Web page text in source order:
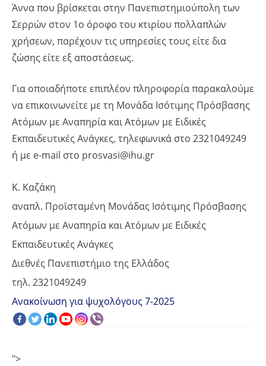
Άννα που βρίσκεται στην Πανεπιστημιούπολη των
Σερρών στον 1ο όροφο του κτιρίου πολλαπλών
χρήσεων, παρέχουν τις υπηρεσίες τους είτε δια
ζώσης είτε εξ αποστάσεως.
Για οποιαδήποτε επιπλέον πληροφορία παρακαλούμε
να επικοινωνείτε με τη Μονάδα Ισότιμης Πρόσβασης
Ατόμων με Αναπηρία και Ατόμων με Ειδικές
Εκπαιδευτικές Ανάγκες, τηλεφωνικά στο 2321049249
ή με e-mail στο prosvasi@ihu.gr
Κ. Καζάκη
αναπλ. Προϊσταμένη Μονάδας Ισότιμης Πρόσβασης
Ατόμων με Αναπηρία και Ατόμων με Ειδικές
Εκπαιδευτικές Ανάγκες
Διεθνές Πανεπιστήμιο της Ελλάδος
τηλ. 2321049249
Ανακοίνωση για ψυχολόγους 7-2025
">